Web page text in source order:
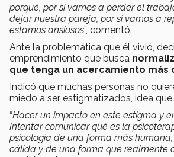
porqué, por si vamos a perder el
dejar nuestra pareja, por si vamos a
estamos ansiosos”, comentó.
Ante la problemática que él vivió,
emprendimiento que busca
que tenga un acercamiento más
Indicó que muchas personas no
miedo a ser estigmatizados, idea que
“Hacer un impacto en este estigma y
Intentar comunicar qué es la
psicología de una forma más
cálida y de una forma que realmente